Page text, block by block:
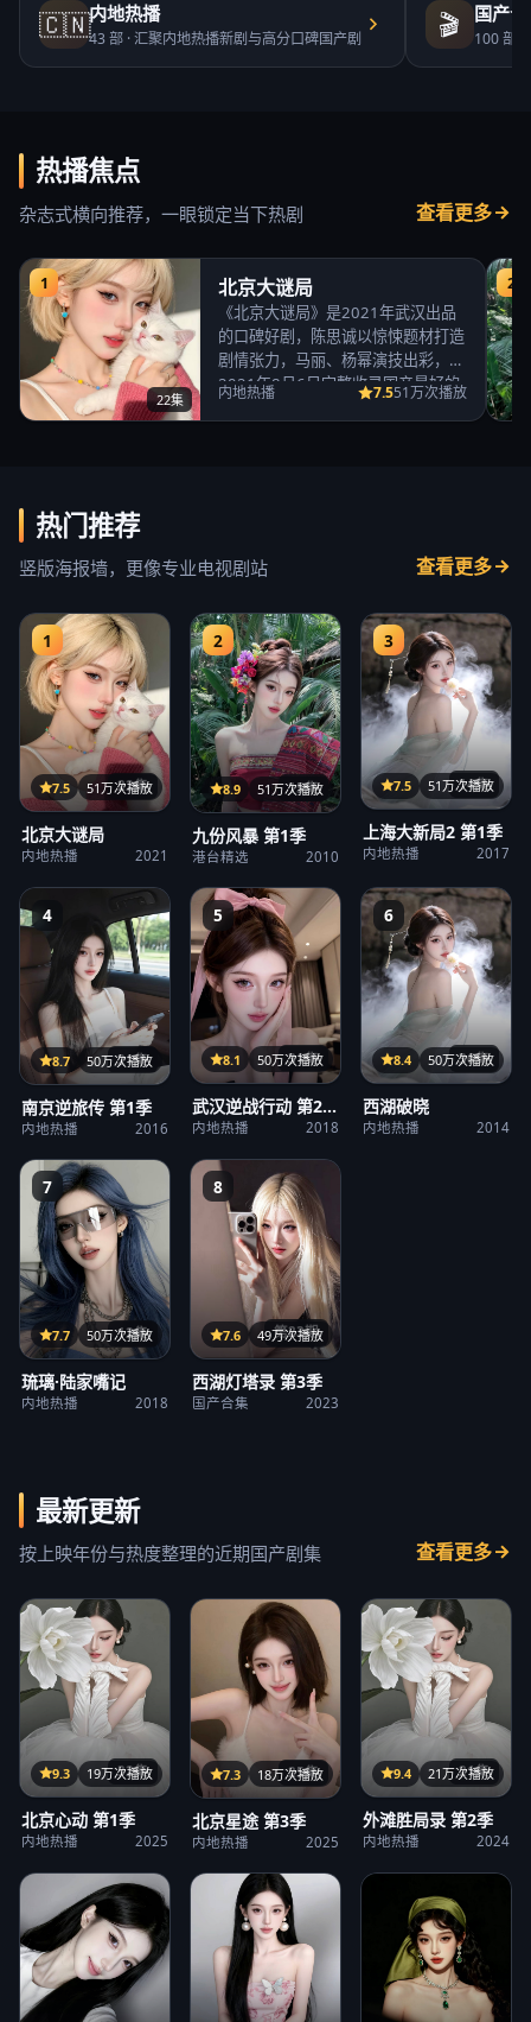
🇨🇳内地热播
43部 ·汇聚内地热播新剧与高分口碑国产剧 🎬 国产
100部 ·
热播焦点
杂志式横向推荐，一眼锁定当下热剧 查看更多
1
22集
北京大谜局
《北京大谜局》是2021年武汉出品
的口碑好剧，陈思诚以惊悚题材打造
剧情张力，马丽、杨幂演技出彩，
2021年8月6日完整收录国产最好的
内地热播 7.551万次播放
2
热门推荐
竖版海报墙，更像专业电视剧站 查看更多
1
22集
7.5 51万次播放
北京大谜局
内地热播 2021
2
15集
8.9 51万次播放
九份风暴 第1季
港台精选 2010
3
14集
7.5 51万次播放
上海大新局2 第1季
内地热播 2017
4
21集
8.7 50万次播放
南京逆旅传 第1季
内地热播 2016
5
31集
8.1 50万次播放
武汉逆战行动 第2
季
内地热播 2018
6
36集
8.4 50万次播放
西湖破晓
内地热播 2014
7
12集
7.7 50万次播放
琉璃·陆家嘴记
内地热播 2018
8
第23期
7.6 49万次播放
西湖灯塔录 第3季
国产合集 2023
最新更新
按上映年份与热度整理的近期国产剧集 查看更多
32集
9.3 19万次播放
北京心动 第1季
内地热播 2025
25集
7.3 18万次播放
北京星途 第3季
内地热播 2025
21集
9.4 21万次播放
外滩胜局录 第2季
内地热播 2024